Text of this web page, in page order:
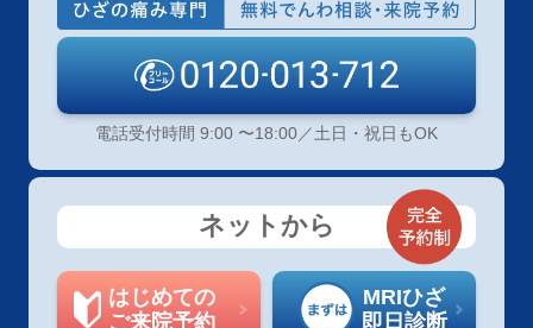
電話受付時間 9:00 〜18:00／土日・祝日もOK
ネットから
はじめての
ご来院予約
MRIひざ
即日診断